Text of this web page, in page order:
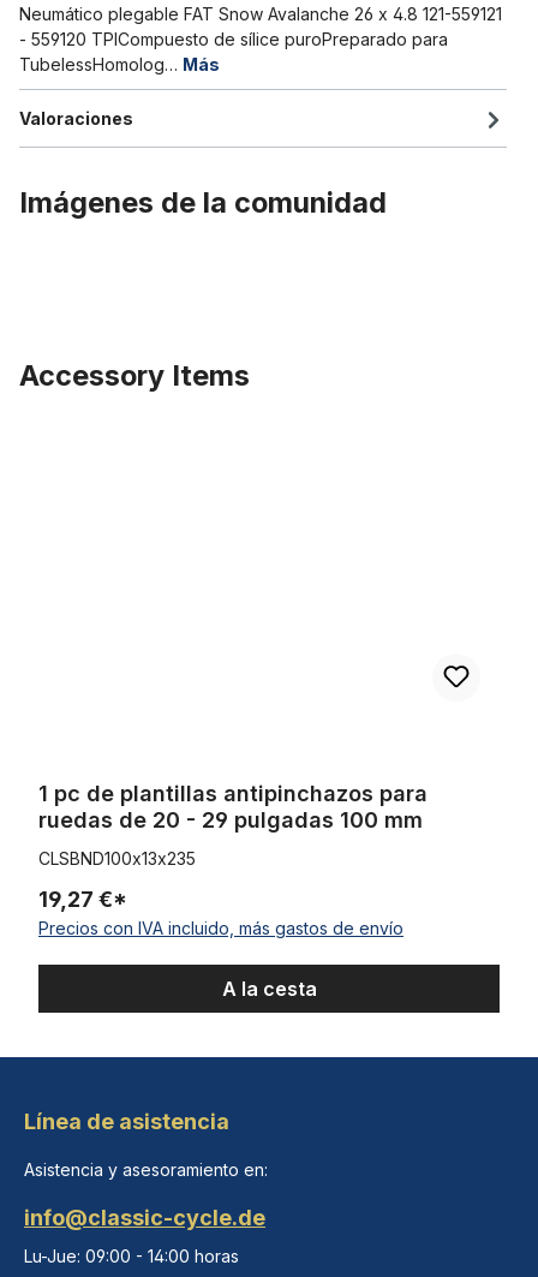
Neumático plegable FAT Snow Avalanche 26 x 4.8 121-559121
- 559120 TPICompuesto de sílice puroPreparado para
TubelessHomolog… Más
Valoraciones
Imágenes de la comunidad
Accessory Items
1 pc de plantillas antipinchazos para
ruedas de 20 - 29 pulgadas 100 mm
CLSBND100x13x235
19,27 €*
Precios con IVA incluido, más gastos de envío
A la cesta
Línea de asistencia
Asistencia y asesoramiento en:
info@classic-cycle.de
Lu-Jue: 09:00 - 14:00 horas